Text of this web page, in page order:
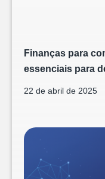
Finanças para
essenciais para
22 de abril de 2025